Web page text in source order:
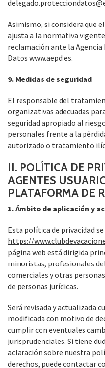
Asimismo, si considera que
ajusta a la normativa
reclamación ante la Agencia
Datos www.aepd.es.
9. Medidas de seguridad
El responsable del
organizativas adecuadas
seguridad apropiado al
personales frente a la
autorizado o tratamiento
II. POLÍTICA DE
AGENTES
PLATAFORMA DE
1. Ámbito de aplicación y
Esta política de privacidad
https://
página web está dirigida
minoristas, profesionales
comerciales y otras
de personas jurídicas.
Será revisada y actualizada
modificada con motivo de
cumplir con eventuales
jurisprudenciales. Si tiene
aclaración sobre nuestra
derechos, puede contactar